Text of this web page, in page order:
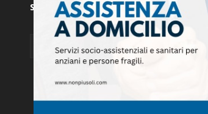
SEGUICI